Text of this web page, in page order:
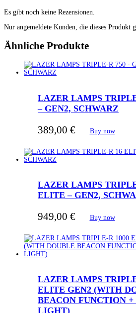
Es gibt noch keine Rezensionen.
Nur angemeldete Kunden, die dieses Produkt
Ähnliche Produkte
LAZER LAMPS
– GEN2, SCHWARZ
389,00 € Buy now
LAZER LAMPS
ELITE – GEN2,
949,00 € Buy now
LAZER LAMPS
ELITE GEN2 (WITH
BEACON FUNCTION +
LIGHT)